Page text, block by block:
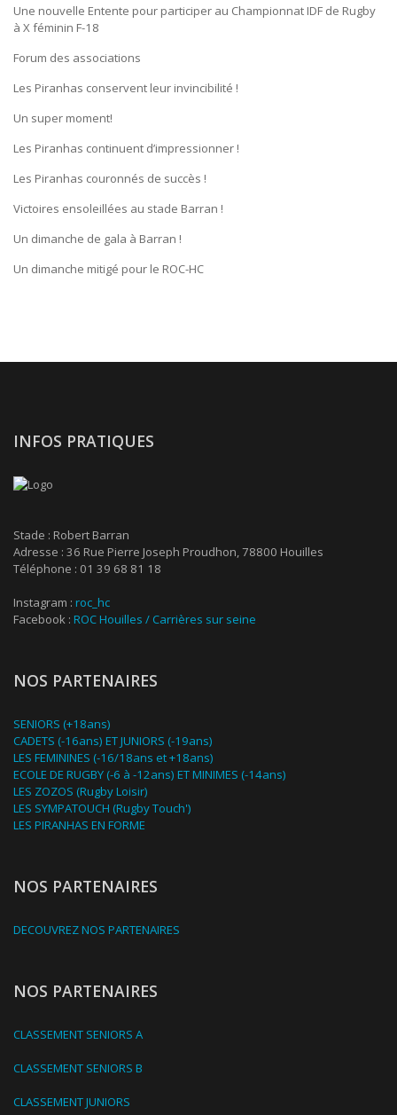
Une nouvelle Entente pour participer au Championnat IDF de Rugby
à X féminin F-18
Forum des associations
Les Piranhas conservent leur invincibilité !
Un super moment!
Les Piranhas continuent d’impressionner !
Les Piranhas couronnés de succès !
Victoires ensoleillées au stade Barran !
Un dimanche de gala à Barran !
Un dimanche mitigé pour le ROC-HC
INFOS PRATIQUES
Stade : Robert Barran
Adresse : 36 Rue Pierre Joseph Proudhon, 78800 Houilles
Téléphone : 01 39 68 81 18
Instagram : roc_hc
Facebook : ROC Houilles / Carrières sur seine
NOS PARTENAIRES
SENIORS (+18ans)
CADETS (-16ans) ET JUNIORS (-19ans)
LES FEMININES (-16/18ans et +18ans)
ECOLE DE RUGBY (-6 à -12ans) ET MINIMES (-14ans)
LES ZOZOS (Rugby Loisir)
LES SYMPATOUCH (Rugby Touch')
LES PIRANHAS EN FORME
NOS PARTENAIRES
DECOUVREZ NOS PARTENAIRES
NOS PARTENAIRES
CLASSEMENT SENIORS A
CLASSEMENT SENIORS B
CLASSEMENT JUNIORS